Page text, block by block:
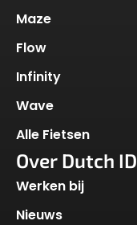
Maze
Flow
Infinity
Wave
Alle Fietsen
Over Dutch ID
Werken bij
Nieuws